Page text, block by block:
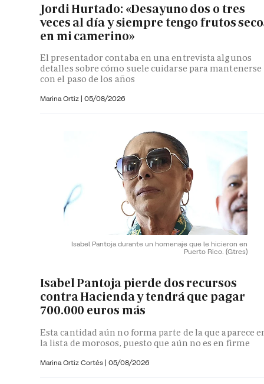
Jordi Hurtado: «Desayuno dos o tres
veces al día y siempre tengo frutos
en mi camerino»
El presentador contaba en una entrevista algunos
detalles sobre cómo suele cuidarse para mantenerse
con el paso de los años
Marina Ortiz | 05/08/2026
Isabel Pantoja durante un homenaje que le hicieron en
Puerto Rico. (Gtres)
Isabel Pantoja pierde dos recursos
contra Hacienda y tendrá que pagar
700.000 euros más
Esta cantidad aún no forma parte de la que aparece
la lista de morosos, puesto que aún no es en firme
Marina Ortiz Cortés | 05/08/2026